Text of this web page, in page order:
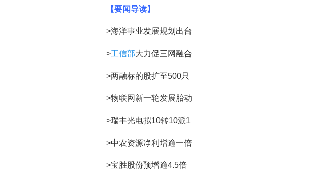
【要闻导读】
>海洋事业发展规划出台
>工信部大力促三网融合
>两融标的股扩至500只
>物联网新一轮发展胎动
>瑞丰光电拟10转10派1
>中农资源净利增逾一倍
>宝胜股份预增逾4.5倍